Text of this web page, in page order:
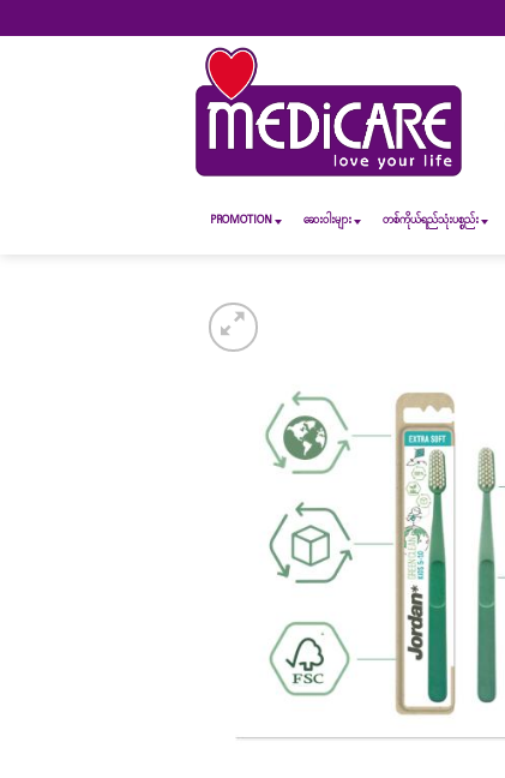
to
PROMOTION ဆေး၀ါးများ တစ်ကိုယ်ရည်သုံးပစ္စည်း